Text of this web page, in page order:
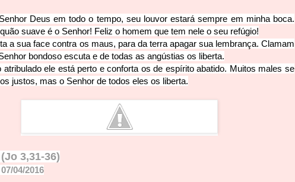
Deus em todo o tempo, seu louvor estará sempre em minha boca.
suave é o Senhor! Feliz o homem que tem nele o seu refúgio!
a sua face contra os maus, para da terra apagar sua lembrança. Clamam
bondoso escuta e de todas as angústias os liberta.
atribulado ele está perto e conforta os de espírito abatido. Muitos males se
justos, mas o Senhor de todos eles os liberta.
(Jo 3,31-36)
04/2016